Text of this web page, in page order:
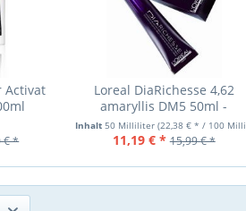
Activat
€ *
Loreal DiaRichesse 4,62
amaryllis DM5 50ml -
Intensivtönung
Inhalt 50 Milliliter (22,38 € * / 100 Milliliter)
11,19 € * 15,99 € *